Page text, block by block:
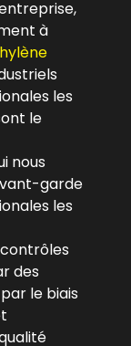
à
les
le
nous
garde
les
des
le biais